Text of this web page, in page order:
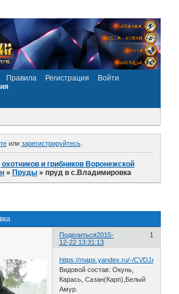
Правила Регистрация
Войти
или зарегистрируйтесь.
и грибников Воронежской
»Пруды »пруд в с.Владимировка
Поделиться 1
2015-
12-22 13:31:13
https://maps.yandex.ru/-/CVDJAY9l
Видовой состав: Окунь,
Карась, Сазан(Карп),Белый
Амур.